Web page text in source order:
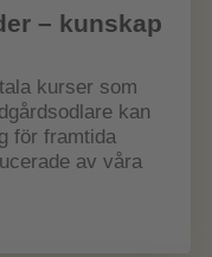
– kunskap
kurser som
kan
för framtida
av våra